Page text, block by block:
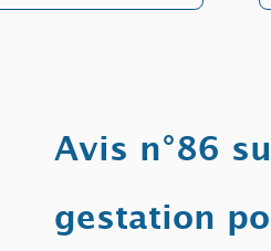
Avis n°86
gestation